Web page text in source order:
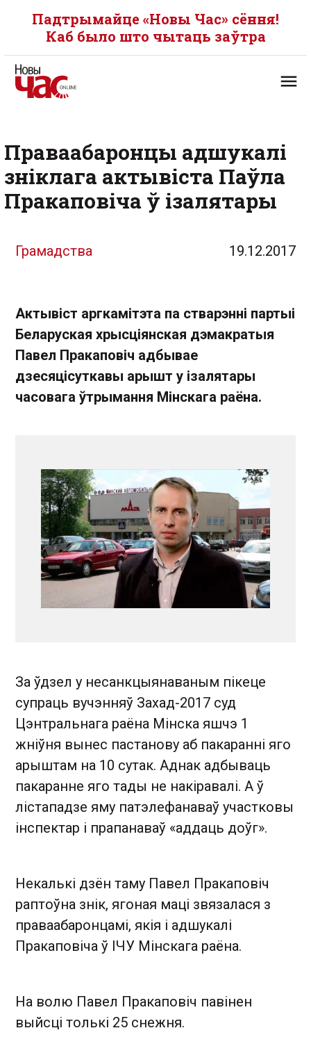
Падтрымайце «Новы Час» сёння!
Каб было што чытаць заўтра
Праваабаронцы адшукалі
зніклага актывіста Паўла
Пракаповіча ў ізалятары
Грамадства 19.12.2017
Актывіст аргкамітэта па стварэнні партыі
Беларуская хрысціянская дэмакратыя
Павел Пракаповіч адбывае
дзесяцісуткавы арышт у ізалятары
часовага ўтрымання Мінскага раёна.
За ўдзел у несанкцыянаваным пікеце
супраць вучэнняў Захад-2017 суд
Цэнтральнага раёна Мінска яшчэ 1
жніўня вынес пастанову аб пакаранні яго
арыштам на 10 сутак. Аднак адбываць
пакаранне яго тады не накіравалі. А ў
лістападзе яму патэлефанаваў участковы
інспектар і прапанаваў «аддаць доўг».
Некалькі дзён таму Павел Пракаповіч
раптоўна знік, ягоная маці звязалася з
праваабаронцамі, якія і адшукалі
Пракаповіча ў ІЧУ Мінскага раёна.
На волю Павел Пракаповіч павінен
выйсці толькі 25 снежня.